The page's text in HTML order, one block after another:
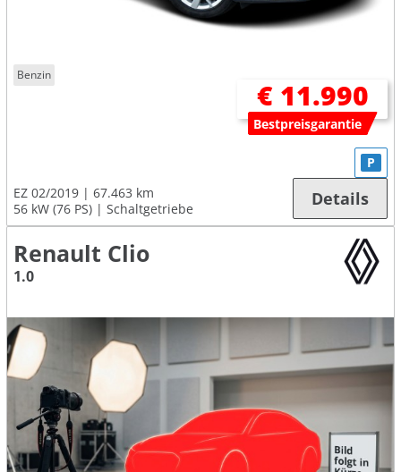
Benzin
€ 11.990
Bestpreisgarantie
EZ 02/2019
67.463 km
56 kW (76 PS)
Schaltgetriebe
P
Details
Renault Clio
1.0